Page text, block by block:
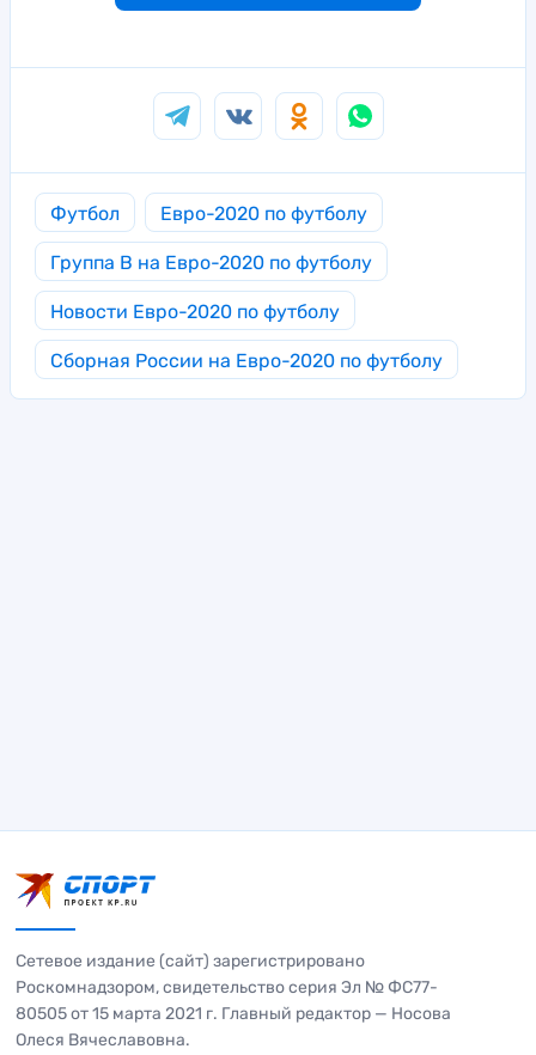
Футбол Евро-2020 по футболу
Группа B на Евро-2020 по футболу
Новости Евро-2020 по футболу
Сборная России на Евро-2020 по футболу
Сетевое издание (сайт) зарегистрировано
Роскомнадзором, свидетельство серия Эл № ФС77-
80505 от 15 марта 2021 г. Главный редактор — Носова
Олеся Вячеславовна.